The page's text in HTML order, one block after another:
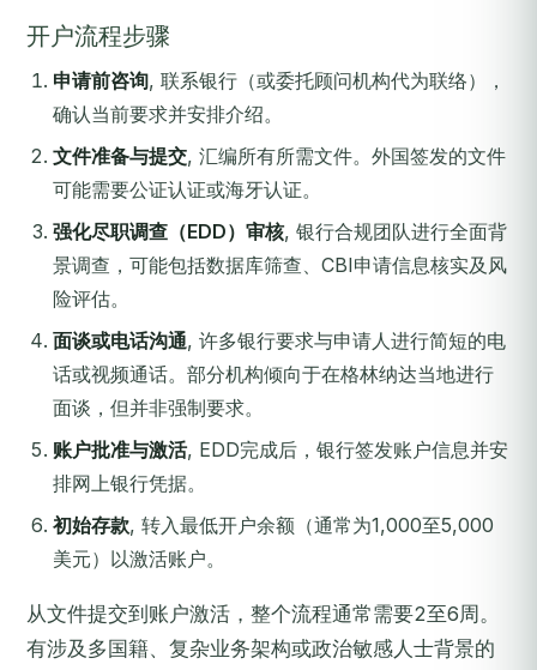
开户流程步骤
申请前咨询, 联系银行（或委托顾问机构代为联络），
确认当前要求并安排介绍。
文件准备与提交, 汇编所有所需文件。外国签发的文件
可能需要公证认证或海牙认证。
强化尽职调查（EDD）审核, 银行合规团队进行全面背
景调查，可能包括数据库筛查、CBI申请信息核实及风
险评估。
面谈或电话沟通, 许多银行要求与申请人进行简短的电
话或视频通话。部分机构倾向于在格林纳达当地进行
面谈，但并非强制要求。
账户批准与激活, EDD完成后，银行签发账户信息并安
排网上银行凭据。
初始存款, 转入最低开户余额（通常为1,000至5,000
美元）以激活账户。
从文件提交到账户激活，整个流程通常需要2至6周。
有涉及多国籍、复杂业务架构或政治敏感人士背景的